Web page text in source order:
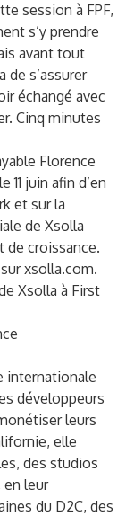
session à FPF,
s’y prendre
avant tout
de s’assurer
échangé avec
Cinq minutes
Florence
juin afin d’en
et sur la
de Xsolla
de croissance.
xsolla.com.
Xsolla à First
internationale
développeurs
leurs
elle
des studios
en leur
du D2C, des